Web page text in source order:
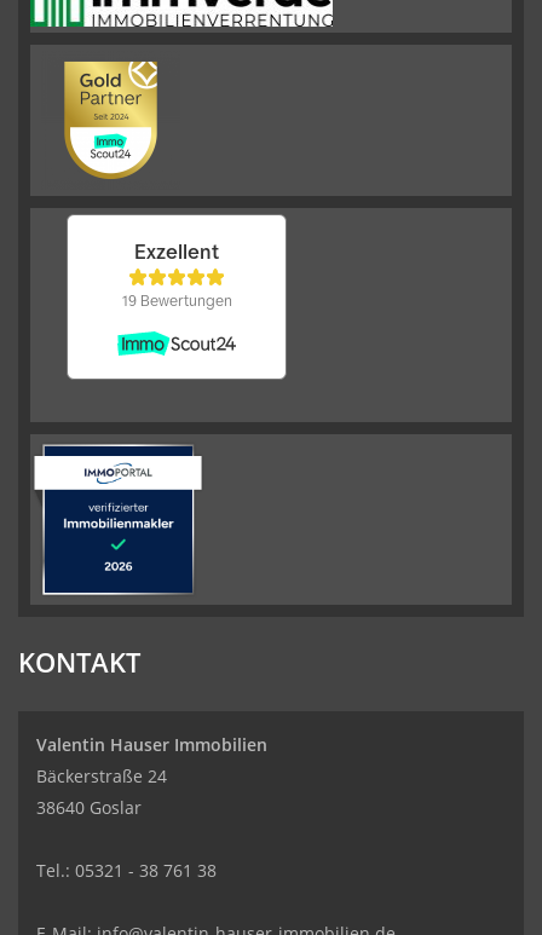
KONTAKT
Valentin Hauser Immobilien
Bäckerstraße 24
38640 Goslar
Tel.: 05321 - 38 761 38